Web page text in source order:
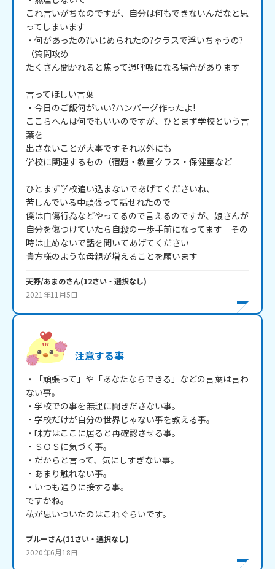
これ言いがちなのですが、自分は何もできないんだなと思
ってしまいます
・何があったの?いじめられたの?クラスで浮いちゃうの?
（質問攻め
たくさん聞かれると焦って過呼吸になる場合があります
言ってほしい言葉
・今日のご飯何がいい?ハンバーグ作ったよ!
ここらへんは何でもいいのですが、ひとまず学校という言
葉を
出さないことが大事ですそれ以外にも
学校に関連するもの（宿題・教室クラス・保健室など
ひとまず学校追い込まないであげてくださいね、
苦しんでいる中頑張って話せれたので
僕は自傷行為などやってるので言えるのですが、娘さんが
自分を傷つけていたら自殺の一歩手前になってます　その
時は止めないで話を聞いてあげてください
貴方様のような母親が増えることを願います
天野/あまのさん(12さい・ 選択なし)
2021年11月5日
注意する事
・「頑張って」や「あなたならできる」などの言葉は言わ
ない事。
・学校での事を無理に聞きださない事。
・学校だけが自分の世界じゃない事を教える事。
・味方はここに居ると再確認させる事。
・ＳＯＳに気づく事。
・だからと言って、気にしすぎない事。
・あまり触れない事。
・いつも通りに接する事。
ですかね。
私が思いついたのはこれぐらいです。
ブルーさん(11さい・ 選択なし)
2020年6月18日